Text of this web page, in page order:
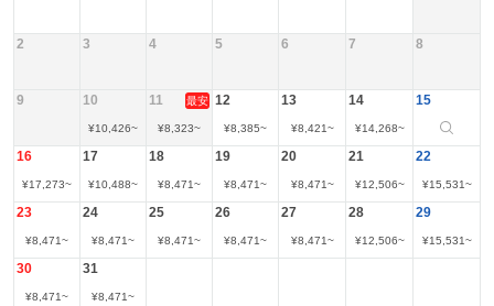
2 3 4 5 6 7 8
9 10
¥10,426~
11 最安
¥8,323~
12
¥8,385~
13
¥8,421~
14
¥14,268~
15
16
¥17,273~
17
¥10,488~
18
¥8,471~
19
¥8,471~
20
¥8,471~
21
¥12,506~
22
¥15,531~
23
¥8,471~
24
¥8,471~
25
¥8,471~
26
¥8,471~
27
¥8,471~
28
¥12,506~
29
¥15,531~
30
¥8,471~
31
¥8,471~